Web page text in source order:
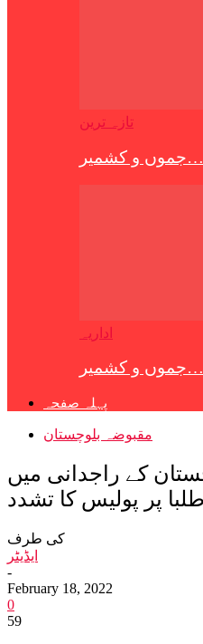
تازہ ترین
جموں و کشمیر…
اداریہ
جموں و کشمیر…
پہلہ صفحہ
مقبوضہ بلوچستان
کے راجدانی میں
پر پولیس کا تشدد
کی طرف
ایڈیٹر
-
February 18, 2022
0
59